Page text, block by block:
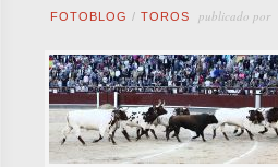
FOTOBLOG / TOROS publicado por